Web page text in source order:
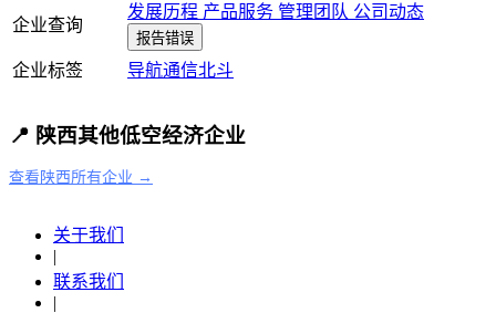
企业查询
发展历程 产品服务 管理团队 公司动态
报告错误
企业标签 导航通信北斗
📍 陕西其他低空经济企业
查看陕西所有企业 →
关于我们
|
联系我们
|